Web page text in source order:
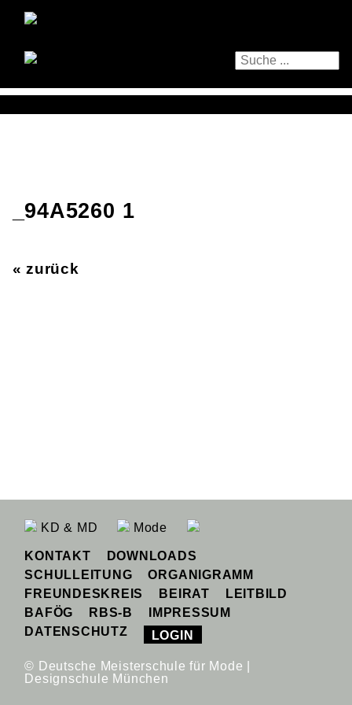
_94A5260 1
« zurück
KD & MD Mode
KONTAKT
DOWNLOADS
SCHULLEITUNG
ORGANIGRAMM
FREUNDESKREIS
BEIRAT
LEITBILD
BAFÖG
RBS-B
IMPRESSUM
DATENSCHUTZ
LOGIN
© Deutsche Meisterschule für Mode |
Designschule München